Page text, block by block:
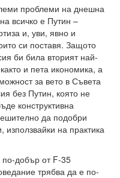
проблеми на днешна
всичко е Путин –
и, уви, явно и
си поставя. Защото
би била вторият най-
и пета икономика, а
за вето в Съвета
без Путин, която не
конструктивна
да подобри
използвайки на практика
добър от F-35
трябва да е по-